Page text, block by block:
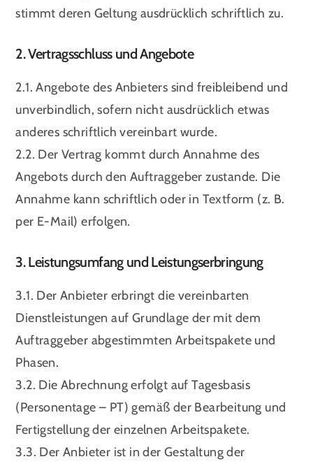
stimmt deren Geltung ausdrücklich schriftlich zu.
2. Vertragsschluss und Angebote
2.1. Angebote des Anbieters sind freibleibend und
unverbindlich, sofern nicht ausdrücklich etwas
anderes schriftlich vereinbart wurde.
2.2. Der Vertrag kommt durch Annahme des
Angebots durch den Auftraggeber zustande. Die
Annahme kann schriftlich oder in Textform (z. B.
per E-Mail) erfolgen.
3. Leistungsumfang und Leistungserbringung
3.1. Der Anbieter erbringt die vereinbarten
Dienstleistungen auf Grundlage der mit dem
Auftraggeber abgestimmten Arbeitspakete und
Phasen.
3.2. Die Abrechnung erfolgt auf Tagesbasis
(Personentage – PT) gemäß der Bearbeitung und
Fertigstellung der einzelnen Arbeitspakete.
3.3. Der Anbieter ist in der Gestaltung der